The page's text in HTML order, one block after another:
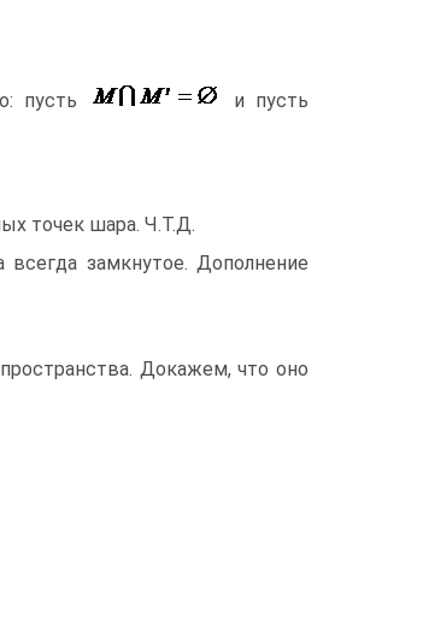
пусть и пусть
точек шара. Ч.Т.Д.
замкнутое. Дополнение
Докажем, что оно